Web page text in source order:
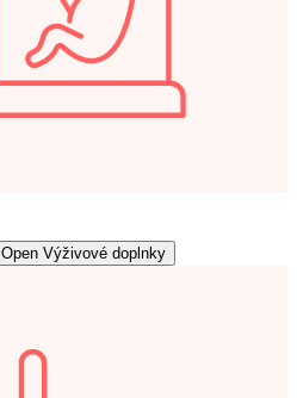
Open Výživové doplnky